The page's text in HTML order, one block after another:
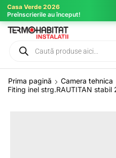
Casa Verde 2026
Preînscrierile au început!
Prima pagină Camera tehnica
Fiting inel strg.RAUTITAN stabil